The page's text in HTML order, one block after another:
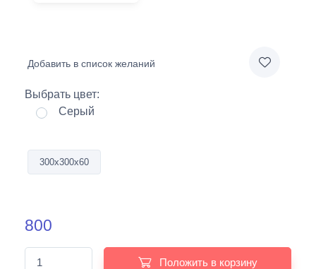
Добавить в список желаний
Выбрать цвет:
Серый
300х300х60
800
Положить в корзину